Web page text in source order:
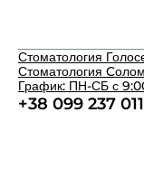
+38 099 237
Стоматология
Стоматология
График: ПН-СБ с